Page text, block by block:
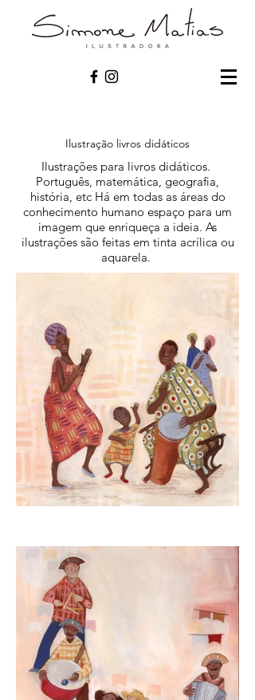
Ilustração livros didáticos
Ilustrações para livros didáticos.
Português, matemática, geografia,
história, etc Há em todas as áreas do
conhecimento humano espaço para um
imagem que enriqueça a ideia. As
ilustrações são feitas em tinta acrílica ou
aquarela.